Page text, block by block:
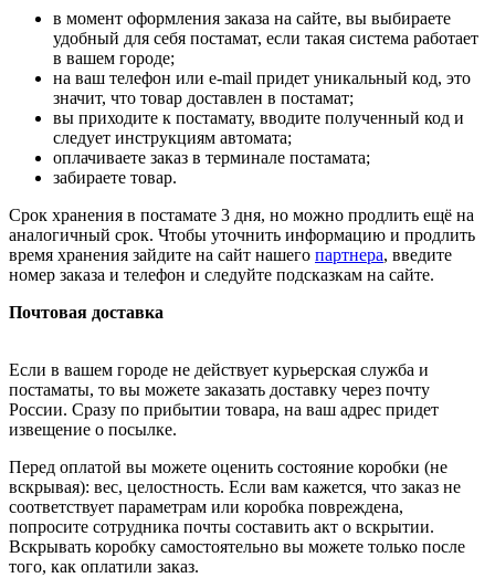
в момент оформления заказа на сайте, вы выбираете
удобный для себя постамат, если такая система работает
в вашем городе;
на ваш телефон или e-mail придет уникальный код, это
значит, что товар доставлен в постамат;
вы приходите к постамату, вводите полученный код и
следует инструкциям автомата;
оплачиваете заказ в терминале постамата;
забираете товар.
Срок хранения в постамате 3 дня, но можно продлить ещё на
аналогичный срок. Чтобы уточнить информацию и продлить
время хранения зайдите на сайт нашего партнера, введите
номер заказа и телефон и следуйте подсказкам на сайте.
Почтовая доставка
Если в вашем городе не действует курьерская служба и
постаматы, то вы можете заказать доставку через почту
России. Сразу по прибытии товара, на ваш адрес придет
извещение о посылке.
Перед оплатой вы можете оценить состояние коробки (не
вскрывая): вес, целостность. Если вам кажется, что заказ не
соответствует параметрам или коробка повреждена,
попросите сотрудника почты составить акт о вскрытии.
Вскрывать коробку самостоятельно вы можете только после
того, как оплатили заказ.